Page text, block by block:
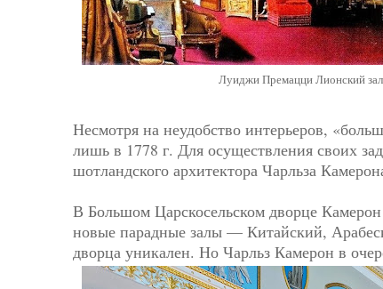
Луиджи Премацци Лионский
Несмотря на неудобство интерьеров,
лишь в 1778 г. Для осуществления своих
шотландского архитектора Чарльза
В Большом Царскосельском дворце
новые парадные залы — Китайский,
дворца уникален. Но Чарльз Камерон в